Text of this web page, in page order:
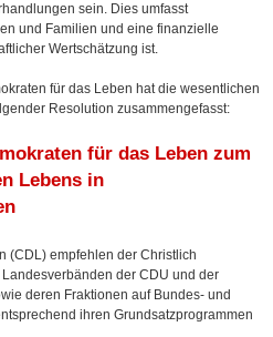
sein. Dies umfasst
und Familien und eine finanzielle
Wertschätzung ist.
für das Leben hat die wesentlichen
Resolution zusammengefasst:
für das Leben zum
Lebens in
(CDL) empfehlen der Christlich
der CDU und der
deren Fraktionen auf Bundes- und
ihren Grundsatzprogrammen